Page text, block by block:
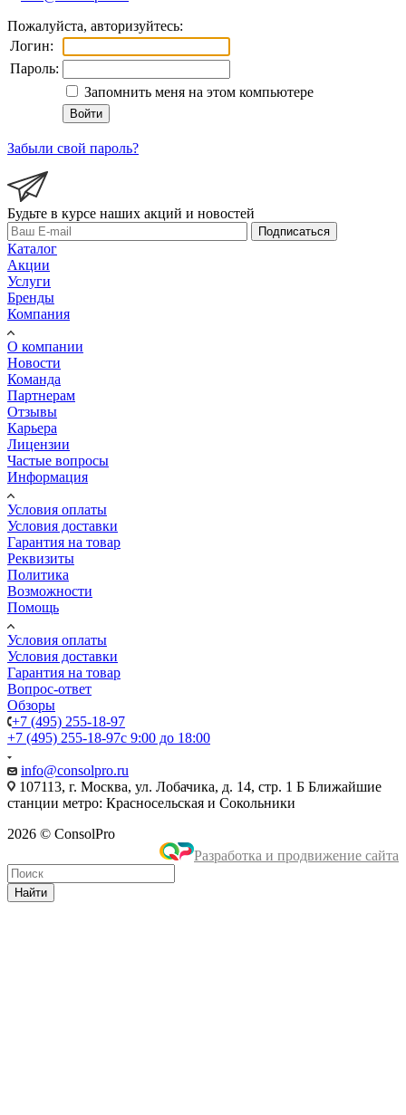
Пожалуйста, авторизуйтесь:
Логин:
Пароль:
Запомнить меня на этом компьютере
Забыли свой пароль?
Будьте в курсе наших акций и новостей
Подписаться
Каталог
Акции
Услуги
Бренды
Компания
О компании
Новости
Команда
Партнерам
Отзывы
Карьера
Лицензии
Частые вопросы
Информация
Условия оплаты
Условия доставки
Гарантия на товар
Реквизиты
Политика
Возможности
Помощь
Условия оплаты
Условия доставки
Гарантия на товар
Вопрос-ответ
Обзоры
+7 (495) 255-18-97
+7 (495) 255-18-97с 9:00 до 18:00
info@consolpro.ru
107113, г. Москва, ул. Лобачика, д. 14, стр. 1 Б Ближайшие
станции метро: Красносельская и Сокольники
2026 © ConsolPro
Разработка и продвижение сайта
Найти